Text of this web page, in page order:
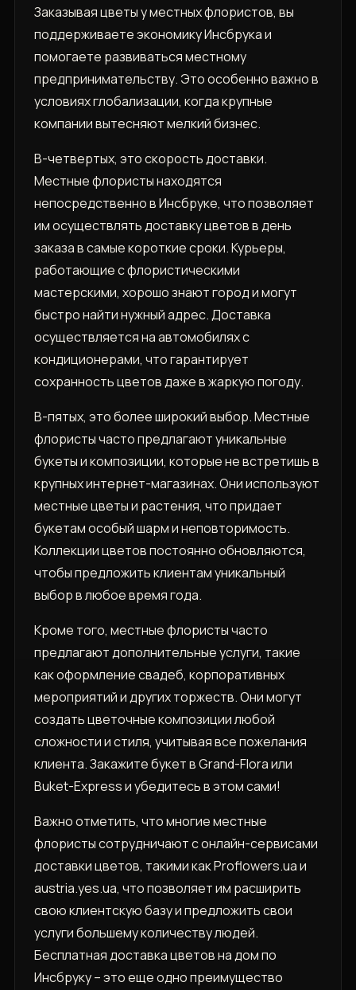
Заказывая цветы у местных флористов, вы
поддерживаете экономику Инсбрука и
помогаете развиваться местному
предпринимательству. Это особенно важно в
условиях глобализации, когда крупные
компании вытесняют мелкий бизнес.
В-четвертых, это скорость доставки.
Местные флористы находятся
непосредственно в Инсбруке, что позволяет
им осуществлять доставку цветов в день
заказа в самые короткие сроки. Курьеры,
работающие с флористическими
мастерскими, хорошо знают город и могут
быстро найти нужный адрес. Доставка
осуществляется на автомобилях с
кондиционерами, что гарантирует
сохранность цветов даже в жаркую погоду.
В-пятых, это более широкий выбор. Местные
флористы часто предлагают уникальные
букеты и композиции, которые не встретишь в
крупных интернет-магазинах. Они используют
местные цветы и растения, что придает
букетам особый шарм и неповторимость.
Коллекции цветов постоянно обновляются,
чтобы предложить клиентам уникальный
выбор в любое время года.
Кроме того, местные флористы часто
предлагают дополнительные услуги, такие
как оформление свадеб, корпоративных
мероприятий и других торжеств. Они могут
создать цветочные композиции любой
сложности и стиля, учитывая все пожелания
клиента. Закажите букет в Grand-Flora или
Buket-Express и убедитесь в этом сами!
Важно отметить, что многие местные
флористы сотрудничают с онлайн-сервисами
доставки цветов, такими как Proflowers.ua и
austria.yes.ua, что позволяет им расширить
свою клиентскую базу и предложить свои
услуги большему количеству людей.
Бесплатная доставка цветов на дом по
Инсбруку – это еще одно преимущество